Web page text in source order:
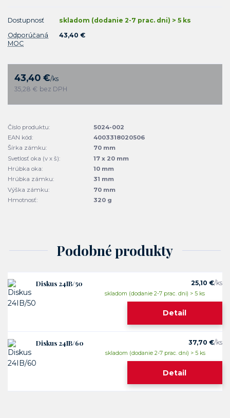
Dostupnosť
skladom (dodanie 2-7 prac. dni) > 5 ks
Odporúčaná
MOC
43,40 €
43,40 €/ks
35,28 € bez DPH
Číslo produktu:
5024-002
EAN kód:
4003318020506
Šírka zámku:
70 mm
Svetlosť oka (v x š):
17 x 20 mm
Hrúbka oka:
10 mm
Hrúbka zámku:
31 mm
Výška zámku:
70 mm
Hmotnosť:
320 g
Podobné produkty
Diskus 24IB/50 25,10 €/ks
skladom (dodanie 2-7 prac. dni) > 5 ks
Detail
Diskus 24IB/60 37,70 €/ks
skladom (dodanie 2-7 prac. dni) > 5 ks
Detail